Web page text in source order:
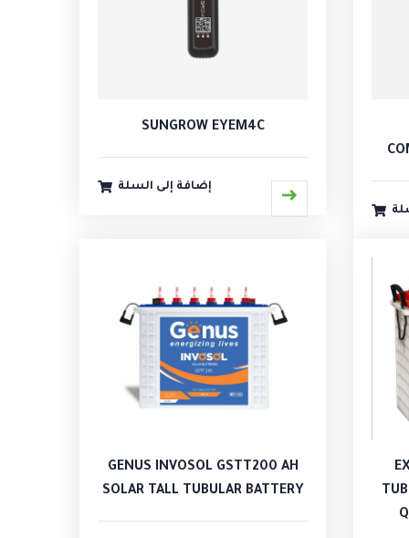
SUNGROW EYEM4C
إضافة إلى السلة
GENUS INVOSOL GSTT200 AH
SOLAR TALL TUBULAR BATTERY